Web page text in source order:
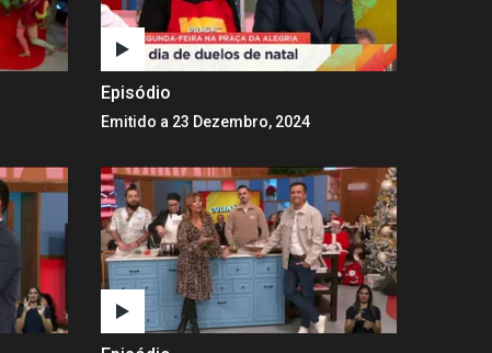
Episódio
Emitido a 23 Dezembro, 2024